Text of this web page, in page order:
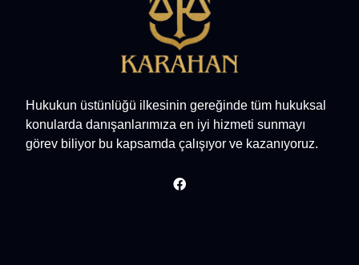
Hukukun üstünlüğü ilkesinin gereğinde tüm hukuksal
konularda danışanlarımıza en iyi hizmeti sunmayı
görev biliyor bu kapsamda çalışıyor ve kazanıyoruz.